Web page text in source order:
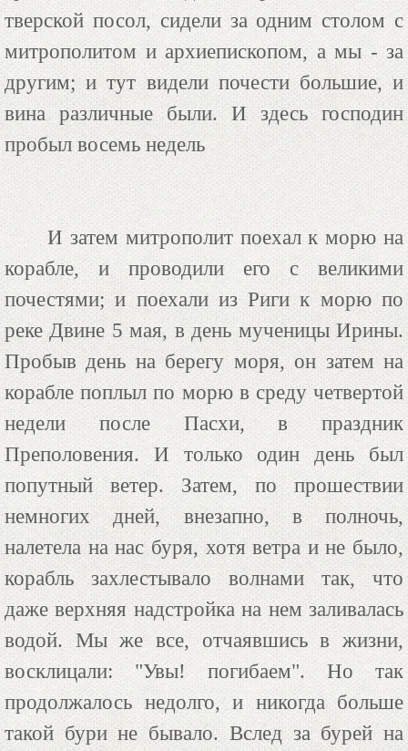
тверской посол, сидели за одним столом с
митрополитом и архиепископом, а мы - за
другим; и тут видели почести большие, и
вина различные были. И здесь господин
пробыл восемь недель
И затем митрополит поехал к морю на
корабле, и проводили его с великими
почестями; и поехали из Риги к морю по
реке Двине 5 мая, в день мученицы Ирины.
Пробыв день на берегу моря, он затем на
корабле поплыл по морю в среду четвертой
недели после Пасхи, в праздник
Преполовения. И только один день был
попутный ветер. Затем, по прошествии
немногих дней, внезапно, в полночь,
налетела на нас буря, хотя ветра и не было,
корабль захлестывало волнами так, что
даже верхняя надстройка на нем заливалась
водой. Мы же все, отчаявшись в жизни,
восклицали: "Увы! погибаем". Но так
продолжалось недолго, и никогда больше
такой бури не бывало. Вслед за бурей на